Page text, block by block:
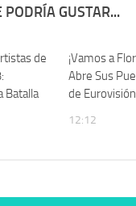
GUSTAR...
de
Batalla
¡Vamos a
Abre Sus
de
12:12